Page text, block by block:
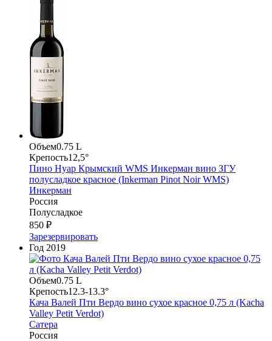
Объем0.75 L
Крепость12,5°
Пино Нуар Крымский WMS Инкерман вино ЗГУ
полусладкое красное (Inkerman Pinot Noir WMS)
Инкерман
Россия
Полусладкое
850 ₽
Зарезервировать
Год 2019
Объем0.75 L
Крепость12.3-13.3°
Кача Валей Пти Вердо вино сухое красное 0,75 л (Kacha
Valley Petit Verdot)
Сатера
Россия